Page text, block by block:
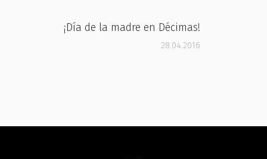
¡Día de la madre en Décimas!
28.04.2016